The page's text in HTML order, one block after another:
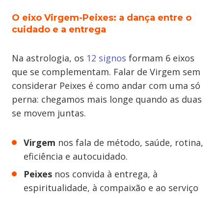
O eixo Virgem-Peixes: a dança entre o
cuidado e a entrega
Na astrologia, os 12 signos formam 6 eixos
que se complementam. Falar de Virgem sem
considerar Peixes é como andar com uma só
perna: chegamos mais longe quando as duas
se movem juntas.
Virgem nos fala de método, saúde, rotina,
eficiência e autocuidado.
Peixes nos convida à entrega, à
espiritualidade, à compaixão e ao serviço